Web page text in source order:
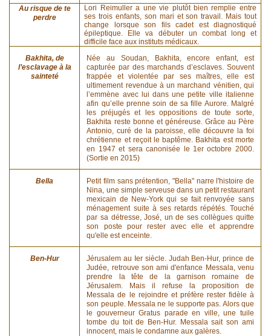
Au risque de te
perdre
Lori Reimuller a une vie plutôt bien remplie entre
ses trois enfants, son mari et son travail. Mais tout
change lorsque son fils cadet est diagnostiqué
épileptique. Elle va débuter un combat long et
difficile face aux instituts médicaux.
Bakhita, de
l’esclavage à la
sainteté
Née au Soudan, Bakhita, encore enfant, est
capturée par des marchands d’esclaves. Souvent
frappée et violentée par ses maîtres, elle est
ultimement revendue à un marchand vénitien, qui
l’emmène avec lui dans une petite ville italienne
afin qu’elle prenne soin de sa fille Aurore. Malgré
les préjugés et les oppositions de toute sorte,
Bakhita reste bonne et généreuse. Grâce au Père
Antonio, curé de la paroisse, elle découvre la foi
chrétienne et reçoit le baptême. Bakhita est morte
en 1947 et sera canonisée le 1er octobre 2000.
(Sortie en 2015)
Bella
Petit film sans prétention, "Bella" narre l'histoire de
Nina, une simple serveuse dans un petit restaurant
mexicain de New-York qui se fait renvoyée sans
ménagement suite à ses retards répétés. Touché
par sa détresse, José, un de ses collègues quitte
son poste pour rester avec elle et apprendre
qu'elle est enceinte.
Ben-Hur
Jérusalem au Ier siècle. Judah Ben-Hur, prince de
Judée, retrouve son ami d'enfance Messala, venu
prendre la tête de la garnison romaine de
Jérusalem. Mais il refuse la proposition de
Messala de le rejoindre et préfère rester fidèle à
son peuple. Messala ne le supporte pas. Alors que
le gouverneur Gratus parade en ville, une tuile
tombe du toit de Ben-Hur. Messala sait son ami
innocent, mais le condamne aux galères.